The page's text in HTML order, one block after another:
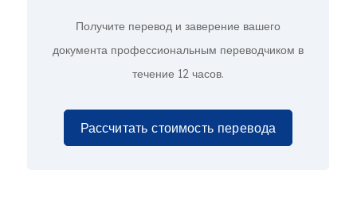
Получите перевод и заверение вашего
документа профессиональным переводчиком в
течение 12 часов.
Рассчитать стоимость перевода